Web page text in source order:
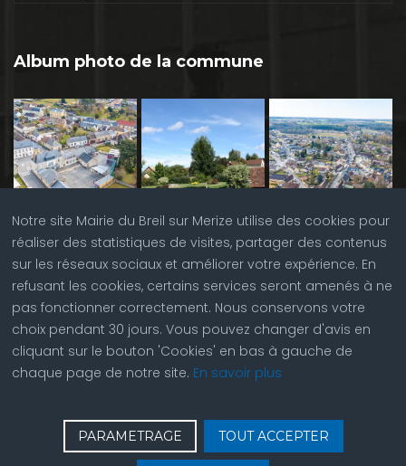
Notre site Mairie du Breil sur Merize utilise des cookies pour
réaliser des statistiques de visites, partager des contenus
sur les réseaux sociaux et améliorer votre expérience. En
refusant les cookies, certains services seront amenés à ne
pas fonctionner correctement. Nous conservons votre
choix pendant 30 jours. Vous pouvez changer d'avis en
cliquant sur le bouton 'Cookies' en bas à gauche de
chaque page de notre site. En savoir plus
PARAMETRAGE TOUT ACCEPTER
Album photo de la commune
Contactez nous | © Copyright 2023 |Plan du site|
Réalisation du site parABC Site Web| Seconnecter| Accès